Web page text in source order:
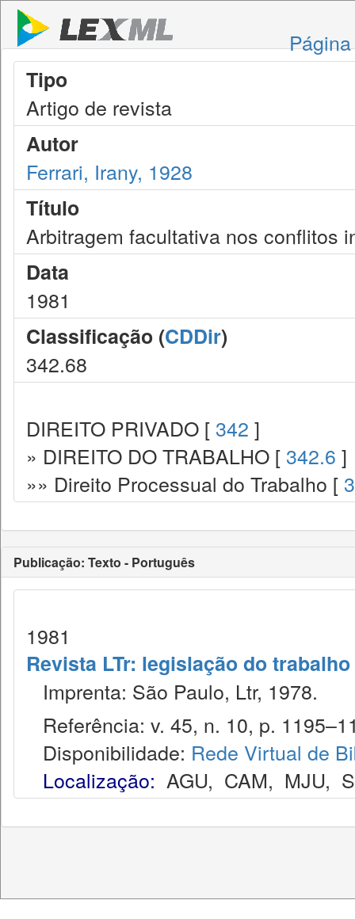
Tipo
Artigo de revista
Autor
Ferrari, Irany, 1928
Título
Arbitragem facultativa nos conflitos
Data
1981
Classificação (CDDir)
342.68
DIREITO PRIVADO [ 342 ]
» DIREITO DO TRABALHO [ 342.6 ]
»» Direito Processual do Trabalho [
Publicação: Texto - Português
1981
Revista LTr: legislação do trabalho
Imprenta: São Paulo, Ltr, 1978.
Referência: v. 45, n. 10, p.
Disponibilidade: Rede Virtual de
Localização: AGU, CAM, MJU,